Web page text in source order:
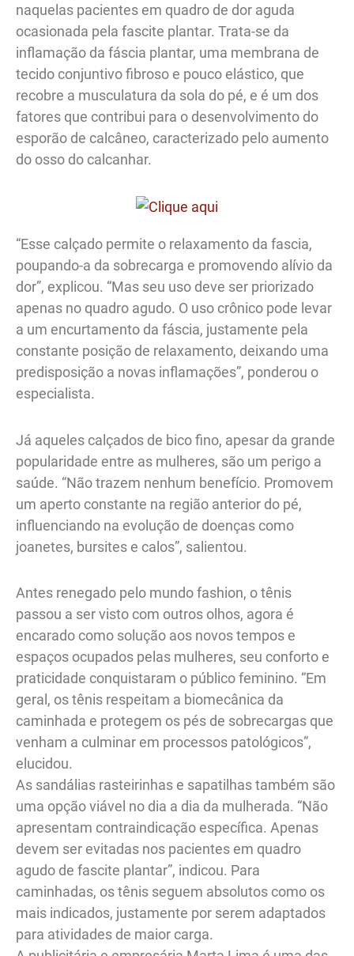
naquelas pacientes em quadro de dor aguda
ocasionada pela fascite plantar. Trata-se da
inflamação da fáscia plantar, uma membrana de
tecido conjuntivo fibroso e pouco elástico, que
recobre a musculatura da sola do pé, e é um dos
fatores que contribui para o desenvolvimento do
esporão de calcâneo, caracterizado pelo aumento
do osso do calcanhar.
“Esse calçado permite o relaxamento da fascia,
poupando-a da sobrecarga e promovendo alívio da
dor”, explicou. “Mas seu uso deve ser priorizado
apenas no quadro agudo. O uso crônico pode levar
a um encurtamento da fáscia, justamente pela
constante posição de relaxamento, deixando uma
predisposição a novas inflamações”, ponderou o
especialista.
Já aqueles calçados de bico fino, apesar da grande
popularidade entre as mulheres, são um perigo a
saúde. “Não trazem nenhum benefício. Promovem
um aperto constante na região anterior do pé,
influenciando na evolução de doenças como
joanetes, bursites e calos”, salientou.
Antes renegado pelo mundo fashion, o tênis
passou a ser visto com outros olhos, agora é
encarado como solução aos novos tempos e
espaços ocupados pelas mulheres, seu conforto e
praticidade conquistaram o público feminino. “Em
geral, os tênis respeitam a biomecânica da
caminhada e protegem os pés de sobrecargas que
venham a culminar em processos patológicos”,
elucidou.
As sandálias rasteirinhas e sapatilhas também são
uma opção viável no dia a dia da mulherada. “Não
apresentam contraindicação específica. Apenas
devem ser evitadas nos pacientes em quadro
agudo de fascite plantar”, indicou. Para
caminhadas, os tênis seguem absolutos como os
mais indicados, justamente por serem adaptados
para atividades de maior carga.